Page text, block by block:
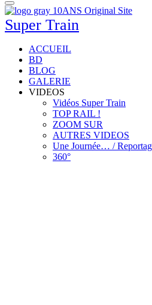
Super Train
ACCUEIL
BD
BLOG
GALERIE
VIDEOS
Vidéos Super Train
TOP RAIL !
ZOOM SUR
AUTRES VIDEOS
Une Journée… /
360°